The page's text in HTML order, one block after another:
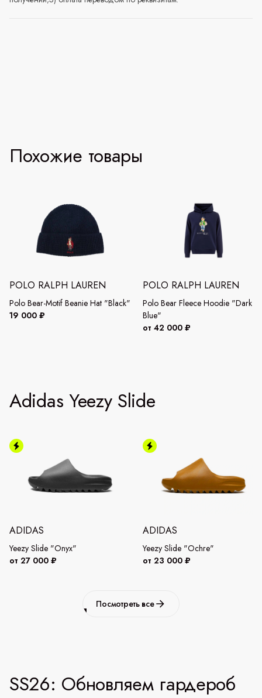
Похожие товары
POLO RALPH LAUREN
Polo Bear-Motif Beanie Hat "Black"
19 000 ₽
POLO RALPH LAUREN
Polo Bear Fleece Hoodie "Dark
Blue"
от 42 000 ₽
Adidas Yeezy Slide
ADIDAS
Yeezy Slide "Onyx"
от 27 000 ₽
ADIDAS
Yeezy Slide "Ochre"
от 23 000 ₽
Посмотреть все
SS26: Обновляем гардероб